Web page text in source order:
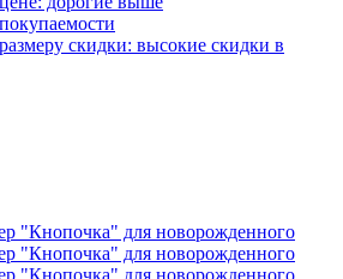
скидки: высокие скидки в